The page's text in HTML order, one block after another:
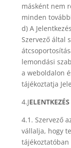
másként nem
minden
d) A
Szervező által
lemondási
a weboldalon
tájékoztatja
4.J
4.1. Szervező
vállalja, hogy